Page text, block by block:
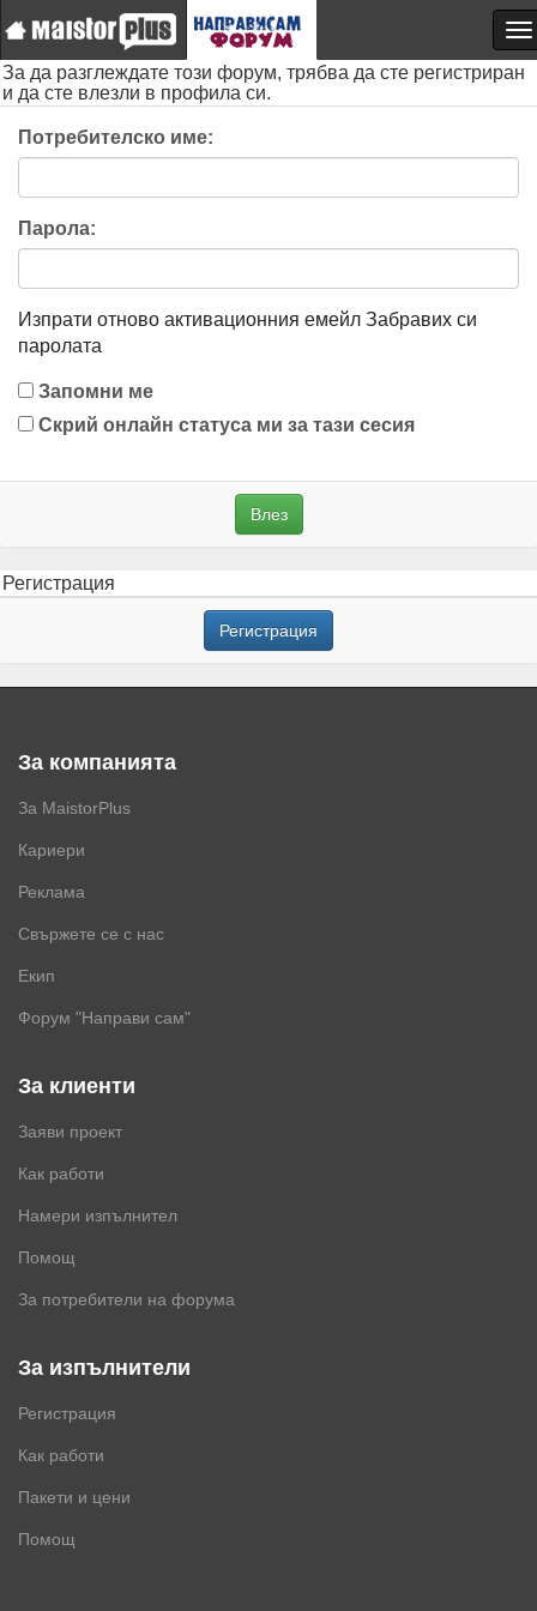
За да разглеждате този форум, трябва да сте регистриран
и да сте влезли в профила си.
Потребителско име:
Парола:
Изпрати отново активационния емейл Забравих си
паролата
Запомни ме
Скрий онлайн статуса ми за тази сесия
Регистрация
Регистрация
За компанията
За MaistorPlus
Кариери
Реклама
Свържете се с нас
Екип
Форум "Направи сам"
За клиенти
Заяви проект
Как работи
Намери изпълнител
Помощ
За потребители на форума
За изпълнители
Регистрация
Как работи
Пакети и цени
Помощ